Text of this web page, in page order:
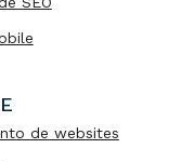
de websites